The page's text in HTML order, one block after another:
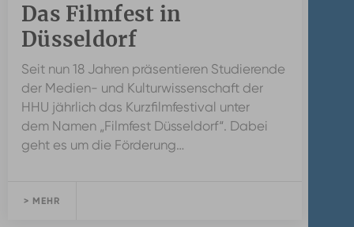
Das Filmfest in
Düsseldorf
Seit nun 18 Jahren präsentieren Studierende
der Medien- und Kulturwissenschaft der
HHU jährlich das Kurzfilmfestival unter
dem Namen „Filmfest Düsseldorf“. Dabei
geht es um die Förderung…
> MEHR